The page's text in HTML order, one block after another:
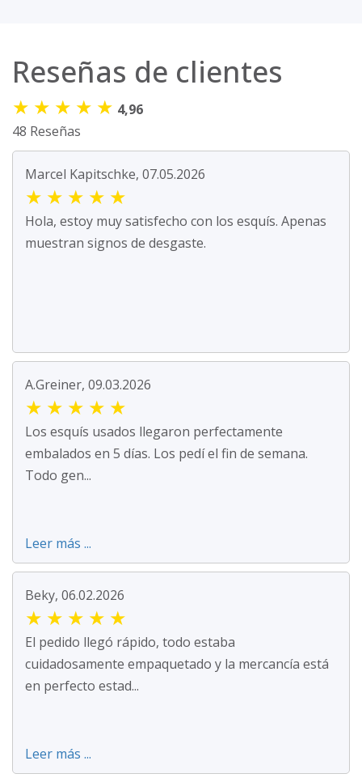
Reseñas de clientes
★ ★ ★ ★ ★ 4,96
48 Reseñas
Marcel Kapitschke, 07.05.2026
★ ★ ★ ★ ★
Hola, estoy muy satisfecho con los esquís. Apenas
muestran signos de desgaste.
A.Greiner, 09.03.2026
★ ★ ★ ★ ★
Los esquís usados llegaron perfectamente
embalados en 5 días. Los pedí el fin de semana.
Todo gen...
Leer más ...
Beky, 06.02.2026
★ ★ ★ ★ ★
El pedido llegó rápido, todo estaba
cuidadosamente empaquetado y la mercancía está
en perfecto estad...
Leer más ...